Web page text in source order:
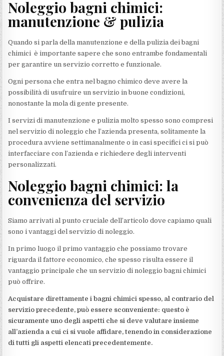
Noleggio bagni chimici:
manutenzione & pulizia
Quando si parla della manutenzione e della pulizia dei bagni
chimici è importante sapere che sono entrambe fondamentali
per garantire un servizio corretto e funzionale.
Ogni persona che entra nel bagno chimico deve avere la
possibilità di usufruire un servizio in buone condizioni,
nonostante la mola di gente presente.
I servizi di manutenzione e pulizia molto spesso sono compresi
nel servizio di noleggio che l’azienda presenta, solitamente la
procedura avviene settimanalmente o in casi specifici ci si può
interfacciare con l’azienda e richiedere degli interventi
personalizzati.
Noleggio bagni chimici: la
convenienza del servizio
Siamo arrivati al punto cruciale dell’articolo dove capiamo quali
sono i vantaggi del servizio di noleggio.
In primo luogo il primo vantaggio che possiamo trovare
riguarda il fattore economico, che spesso risulta essere il
vantaggio principale che un servizio di noleggio bagni chimici
può offrire.
Acquistare direttamente i bagni chimici spesso, al contrario del
servizio precedente, può essere sconveniente: questo è
sicuramente uno degli aspetti che si deve valutare insieme
all’azienda a cui ci si vuole affidare, tenendo in considerazione
di tutti gli aspetti elencati precedentemente.